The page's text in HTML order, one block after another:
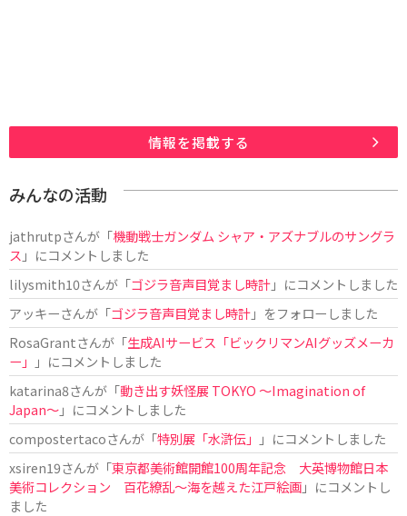
情報を掲載する
みんなの活動
jathrutpさんが「機動戦士ガンダム シャア・アズナブルのサングラ
ス 」にコメントしました
lilysmith10さんが「ゴジラ音声目覚まし時計」にコメントしました
アッキーさんが「ゴジラ音声目覚まし時計」をフォローしました
RosaGrantさんが「生成AIサービス「ビックリマンAIグッズメーカ
ー」
」にコメントしました
katarina8さんが「動き出す妖怪展 TOKYO 〜Imagination of
Japan〜」にコメントしました
compostertacoさんが「特別展「水滸伝」
」にコメントしました
xsiren19さんが「東京都美術館開館100周年記念 大英博物館日本
美術コレクション 百花繚乱～海を越えた江戸絵画」にコメントし
ました